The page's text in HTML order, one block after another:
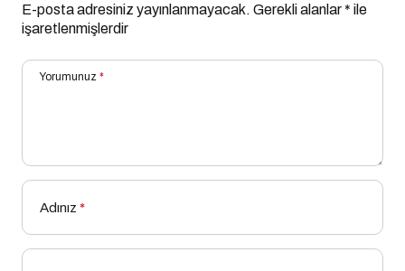
E-posta adresiniz yayınlanmayacak. Gerekli alanlar* ile
işaretlenmişlerdir
Yorumunuz *
Adınız *